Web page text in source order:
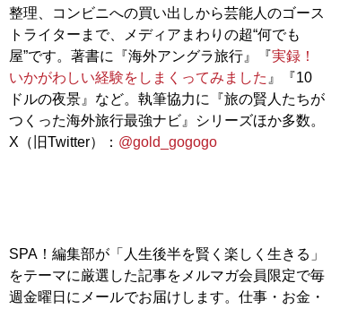
整理、コンビニへの買い出しから芸能人のゴース
トライターまで、メディアまわりの超“何でも
屋”です。著書に『海外アングラ旅行』『実録！
いかがわしい経験をしまくってみました 』『10
ドルの夜景』など。執筆協力に『旅の賢人たちが
つくった海外旅行最強ナビ』シリーズほか多数。
X（旧Twitter）： @gold_gogogo
SPA！編集部が「人生後半を賢く楽しく生きる」
をテーマに厳選した記事をメルマガ会員限定で毎
週金曜日にメールでお届けします。仕事・お金・